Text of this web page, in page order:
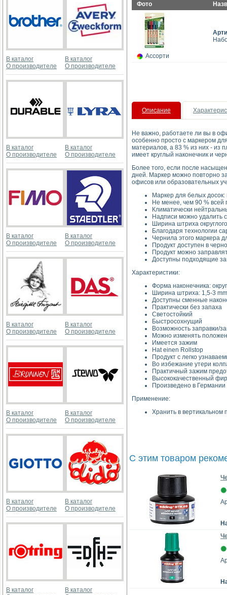
В каталог
О производителе
В каталог
О производителе
В каталог
О производителе
В каталог
О производителе
В каталог
О производителе
В каталог
О производителе
В каталог
О производителе
В каталог
О производителе
В каталог
О производителе
В каталог
О производителе
В каталог
О производителе
В каталог
О производителе
В каталог
В каталог
Фото
Ассорти
Описание
Не важно, работаете ли вы в
особенно просто с маркером
материалов, а 83 % из них - из
имеет круглый наконечник и
Более того, если после
дней. Маркер можно повторно
офисов или образовательных
Маркер для белых
Не менее, чем 90 % всей
Климатически
Надписи можно удалить
Ширина штриха
Благодаря технологии
Чернила этого маркера
Продукт доступен в
Продукт можно
Доступны подходящие
Характеристики:
Форма наконечника:
Ширина штриха: 1,5-3 mm
Доступны сменные
Практически без запаха
Светостойкий
Быстросохнущий
Возможность заправки/
Можно изменять
Имеется зажим
Hat einen Rollstop
Продукт с легко
Во избежание утери
Практичный зажим
Высококачественный
Произведено в Германии
Применение:
Хранить в вертикальном
С этим товаром